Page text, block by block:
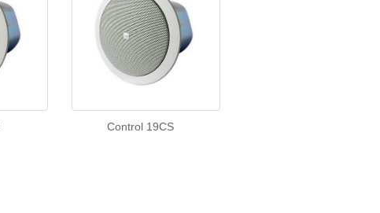
Control 19CS